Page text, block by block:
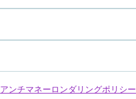
アンチマネーロンダリングポリシー